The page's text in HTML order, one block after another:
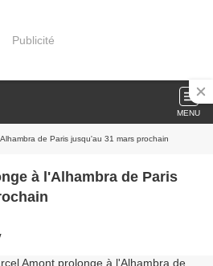
Publicité
MENU
de Paris jusqu'au 31 mars prochain
à l'Alhambra de Paris